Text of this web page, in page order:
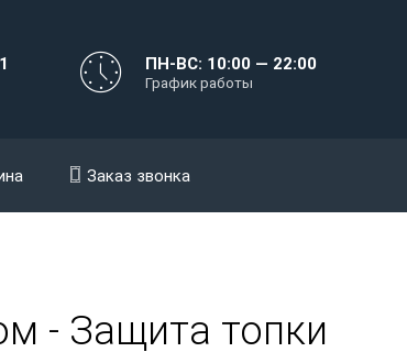
ПН-ВС: 10:00 — 22:00
График работы
Заказ звонка
- Защита топки